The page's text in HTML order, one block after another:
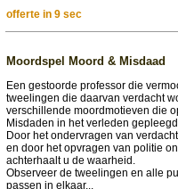
offerte in 9 sec
Moordspel Moord & Misdaad
Een gestoorde professor die
tweelingen die daarvan verdacht
verschillende moordmotieven die
Misdaden in het verleden
Door het ondervragen van
en door het opvragen van politie
achterhaalt u de waarheid.
Observeer de tweelingen en alle
passen in elkaar...